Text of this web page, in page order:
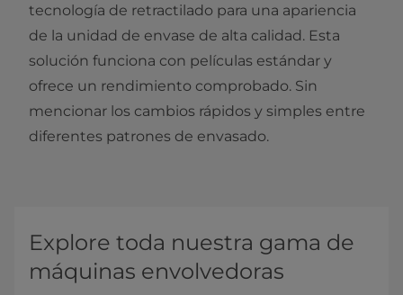
tecnología de retractilado para una apariencia
de la unidad de envase de alta calidad. Esta
solución funciona con películas estándar y
ofrece un rendimiento comprobado. Sin
mencionar los cambios rápidos y simples entre
diferentes patrones de envasado.
Explore toda nuestra gama de
máquinas envolvedoras